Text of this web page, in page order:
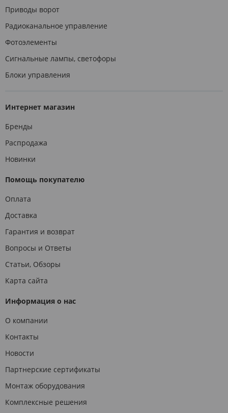
Приводы ворот
Радиоканальное управление
Фотоэлементы
Сигнальные лампы, светофоры
Блоки управления
Интернет магазин
Бренды
Распродажа
Новинки
Помощь покупателю
Оплата
Доставка
Гарантия и возврат
Вопросы и Ответы
Статьи, Обзоры
Карта сайта
Информация о нас
О компании
Контакты
Новости
Партнерские сертификаты
Монтаж оборудования
Комплексные решения